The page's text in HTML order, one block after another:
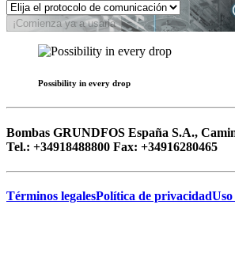
¡Comienza ya a usarla
Possibility in every drop
Bombas GRUNDFOS España S.A.,
Tel.: +34918488800 Fax: +34916280465
Términos legalesPolítica de privacidadUso